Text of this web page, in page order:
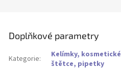
Doplňkové parametry
Kategorie:
Kelímky, kosmetické
štětce, pipetky